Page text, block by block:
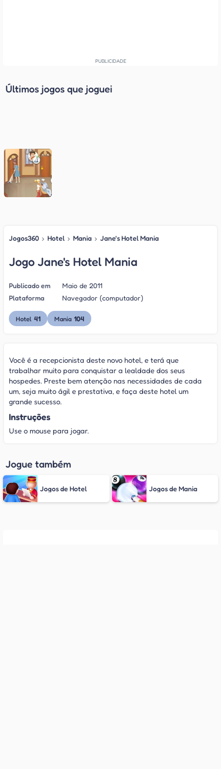
Últimos jogos que joguei
Jogos360 › Hotel › Mania › Jane's Hotel Mania
Jogo Jane's Hotel Mania
Publicado em
Maio de 2011
Plataforma
Navegador (computador)
Hotel 41 Mania 104
Você é a recepcionista deste novo hotel, e terá que
trabalhar muito para conquistar a lealdade dos seus
hospedes. Preste bem atenção nas necessidades de cada
um, seja muito ágil e prestativa, e faça deste hotel um
grande sucesso.
Instruções
Use o mouse para jogar.
Jogue também
Jogos de Hotel Jogos de Mania